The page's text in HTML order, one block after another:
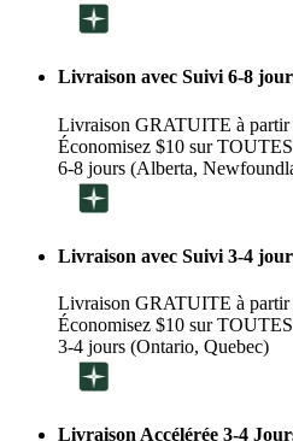
Livraison avec Suivi 6-8
Livraison GRATUITE à partir
Économisez $10 sur
6-8 jours (Alberta,
Livraison avec Suivi 3-4
Livraison GRATUITE à partir
Économisez $10 sur
3-4 jours (Ontario, Quebec)
Livraison Accélérée 3-4